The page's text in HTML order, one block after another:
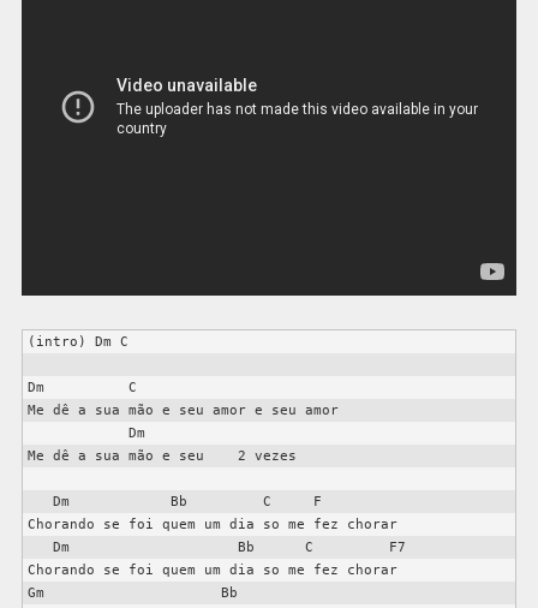
(intro) Dm C
Dm          C
Me dê a sua mão e seu amor e seu amor
Me dê a sua mão e seu    2 vezes
Chorando se foi quem um dia so me fez chorar
Chorando se foi quem um dia so me fez chorar
Gm                     Bb